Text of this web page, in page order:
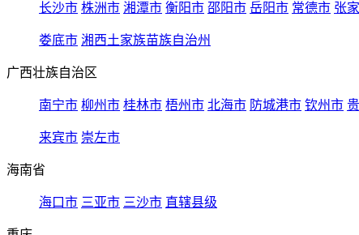
长沙市 株洲市 湘潭市 衡阳市 邵阳市 岳阳市 常德市 张
娄底市 湘西土家族苗族自治州
广西壮族自治区
南宁市 柳州市 桂林市 梧州市 北海市 防城港市 钦州市
来宾市 崇左市
海南省
海口市 三亚市 三沙市 直辖县级